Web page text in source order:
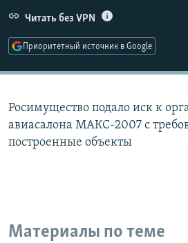
РАСПИСАНИЕ ВЕЩАНИЯ
ПОДПИШИТЕСЬ НА РАССЫЛКУ
СОЦИАЛЬНЫЕ СЕТИ
Читать без VPN
Приоритетный источник в Google
Росимущество подало иск к
авиасалона МАКС-2007 с
построенные объекты
Материалы по теме